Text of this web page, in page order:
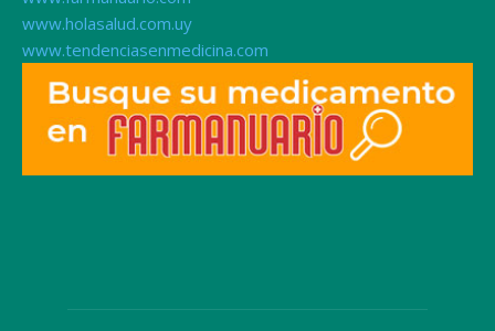
www.holasalud.com.uy
www.tendenciasenmedicina.com